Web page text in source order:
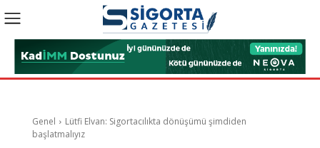
Genel
Lütfi Elvan: Sigortacılıkta dönüşümü şimdiden
başlatmalıyız